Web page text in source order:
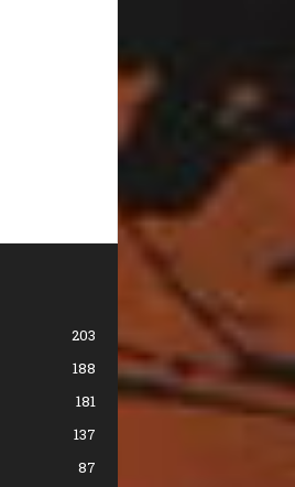
203
188
181
137
87